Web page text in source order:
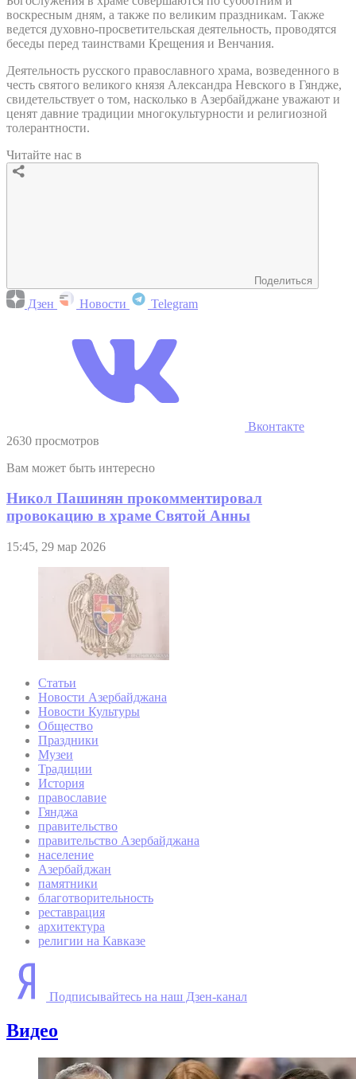
воскресным дням, а также по великим праздникам. Также
ведется духовно-просветительская деятельность, проводятся
беседы перед таинствами Крещения и Венчания.
Деятельность русского православного храма, возведенного в
честь святого великого князя Александра Невского в Гяндже,
свидетельствует о том, насколько в Азербайджане уважают и
ценят давние традиции многокультурности и религиозной
толерантности.
Читайте нас в
Поделиться
Дзен Новости Telegram
Вконтакте
2630 просмотров
Вам может быть интересно
Никол Пашинян прокомментировал
провокацию в храме Святой Анны
15:45, 29 мар 2026
Статьи
Новости Азербайджана
Новости Культуры
Общество
Праздники
Музеи
Традиции
История
православие
Гянджа
правительство
правительство Азербайджана
население
Азербайджан
памятники
благотворительность
реставрация
архитектура
религии на Кавказе
Подписывайтесь на наш Дзен-канал
Видео